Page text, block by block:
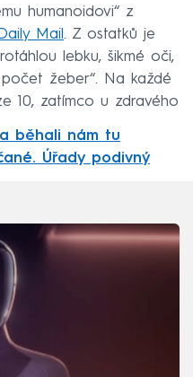
humanoidovi“ z
Mail . Z ostatků je
lebku, šikmé oči,
žeber“. Na každé
10, zatímco u zdravého
běhali nám tu
Úřady podivný